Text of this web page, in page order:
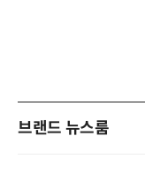
브랜드 뉴스룸